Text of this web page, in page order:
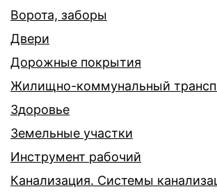
Ворота, заборы
Двери
Дорожные покрытия
Жилищно-коммунальный
Здоровье
Земельные участки
Инструмент рабочий
Канализация. Системы